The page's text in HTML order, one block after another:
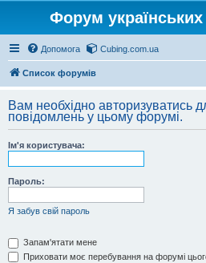
Форум
Допомога Cubing.com.ua
Список форумів
Вам необхідно авторизуватись
повідомлень у цьому форумі.
Ім'я користувача:
Пароль:
Я забув свій пароль
Запам'ятати мене
Приховати моє перебування на форумі